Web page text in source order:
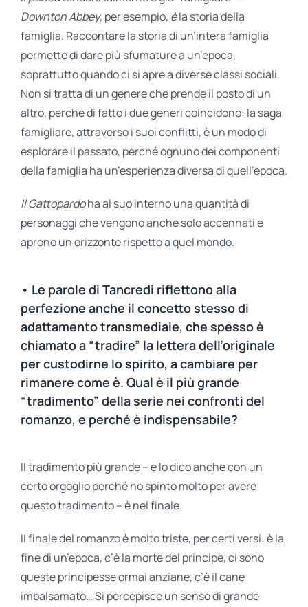
Downton Abbey, per esempio, èla storia della
famiglia. Raccontare la storia di un’intera famiglia
permette di dare più sfumature a un’epoca,
soprattutto quando ci si apre a diverse classi sociali.
Non si tratta di un genere che prende il posto di un
altro, perché di fatto i due generi coincidono: la saga
famigliare, attraverso i suoi conflitti, è un modo di
esplorare il passato, perché ognuno dei componenti
della famiglia ha un’esperienza diversa di quell’epoca.
Il Gattopardoha al suo interno una quantità di
personaggi che vengono anche solo accennati e
aprono un orizzonte rispetto a quel mondo.
• Le parole di Tancredi riflettono alla
perfezione anche il concetto stesso di
adattamento transmediale, che spesso è
chiamato a “tradire” la lettera dell’originale
per custodirne lo spirito, a cambiare per
rimanere come è. Qual è il più grande
“tradimento” della serie nei confronti del
romanzo, e perché è indispensabile?
Il tradimento più grande – e lo dico anche con un
certo orgoglio perché ho spinto molto per avere
questo tradimento – è nel finale.
Il finale del romanzo è molto triste, per certi versi: è la
fine di un’epoca, c’è la morte del principe, ci sono
queste principesse ormai anziane, c’è il cane
imbalsamato… Si percepisce un senso di grande